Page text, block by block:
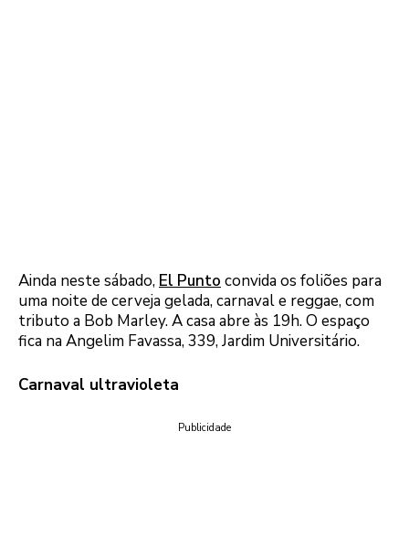
Ainda neste sábado, El Punto convida os foliões para
uma noite de cerveja gelada, carnaval e reggae, com
tributo a Bob Marley. A casa abre às 19h. O espaço
fica na Angelim Favassa, 339, Jardim Universitário.
Carnaval ultravioleta
Publicidade